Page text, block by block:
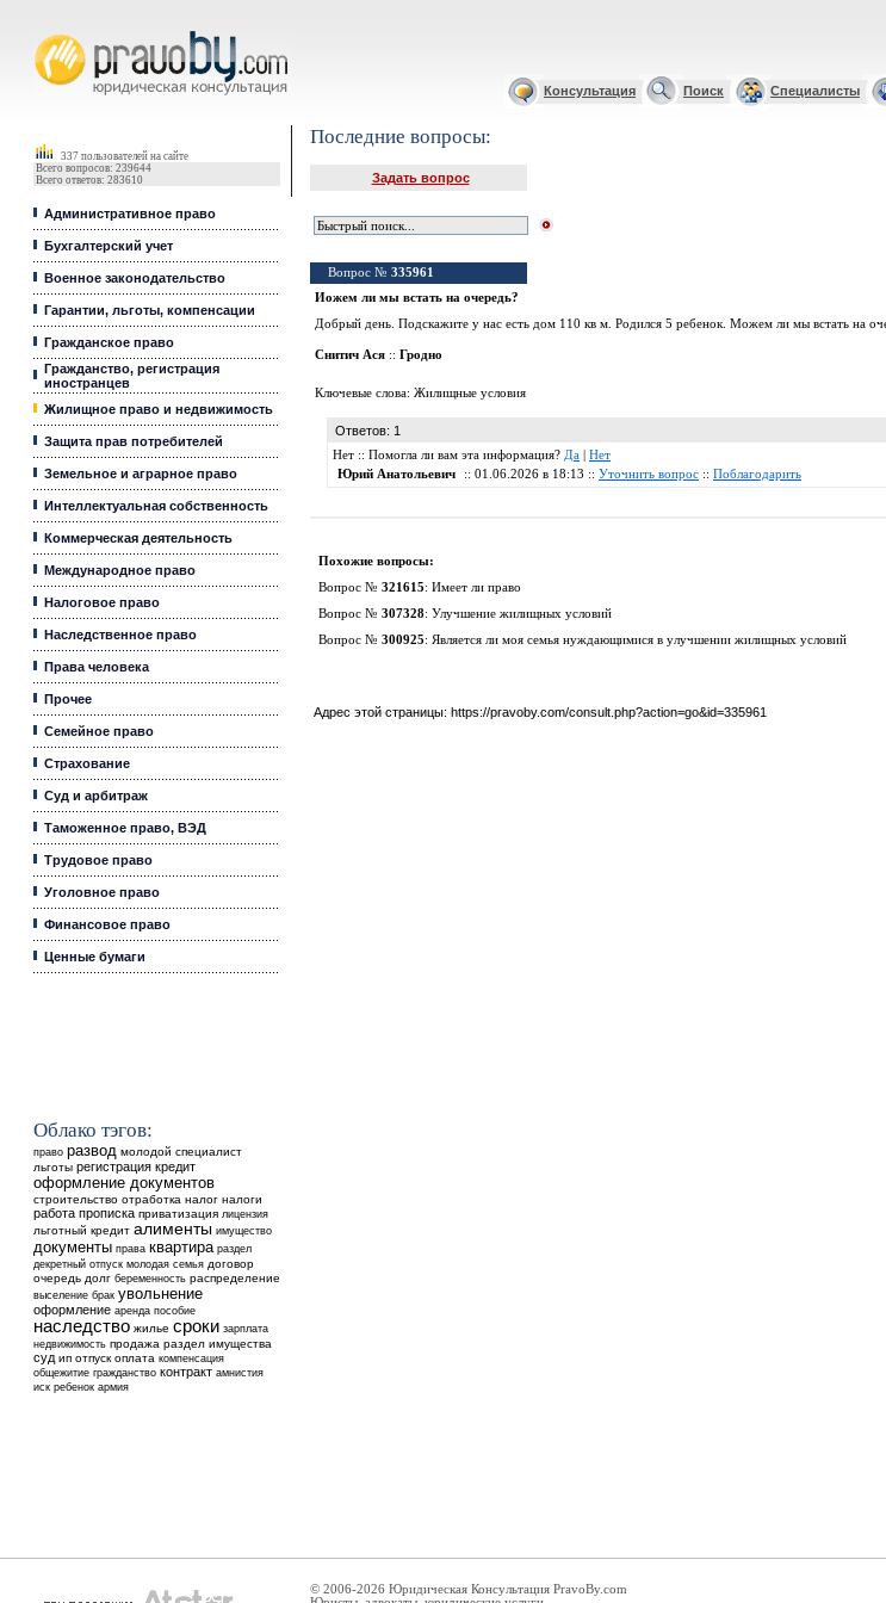
Консультация Поиск Специалисты
337 пользователей на сайте
Всего вопросов: 239644
Всего ответов: 283610
Административное право
Бухгалтерский учет
Военное законодательство
Гарантии, льготы, компенсации
Гражданское право
Гражданство, регистрация
иностранцев
Жилищное право и недвижимость
Защита прав потребителей
Земельное и аграрное право
Интеллектуальная собственность
Коммерческая деятельность
Международное право
Налоговое право
Наследственное право
Права человека
Прочее
Семейное право
Страхование
Суд и арбитраж
Таможенное право, ВЭД
Трудовое право
Уголовное право
Финансовое право
Ценные бумаги
Облако тэгов:
право развод молодой специалист
льготы регистрация кредит
оформление документов
строительство отработка налог налоги
работа прописка приватизация лицензия
льготный кредит алименты имущество
документы права квартира раздел
декретный отпуск молодая семья договор
очередь долг беременность распределение
выселение брак увольнение
оформление аренда пособие
наследство жилье сроки зарплата
недвижимость продажа раздел имущества
суд ип отпуск оплата компенсация
общежитие гражданство контракт амнистия
иск ребенок армия
Последние вопросы:
Задать вопрос
Вопрос № 335961
Иожем ли мы встать на очередь?
Добрый день. Подскажите у нас есть дом 110 кв м. Родился 5 ребенок. Можем ли мы встать на
Снитич Ася :: Гродно
Ключевые слова: Жилищные условия
Ответов: 1
Нет :: Помогла ли вам эта информация? Да
Нет
Юрий Анатольевич
:: 01.06.2026 в 18:13 :: Уточнить вопрос :: Поблагодарить
Похожие вопросы:
Вопрос № 321615: Имеет ли право
Вопрос № 307328: Улучшение жилищных условий
Вопрос № 300925: Является ли моя семья нуждающимися в улучшении жилищных условий
Адрес этой страницы: https://pravoby.com/consult.php?action=go&id=335961
© 2006-2026 Юридическая Консультация PravoBy.com